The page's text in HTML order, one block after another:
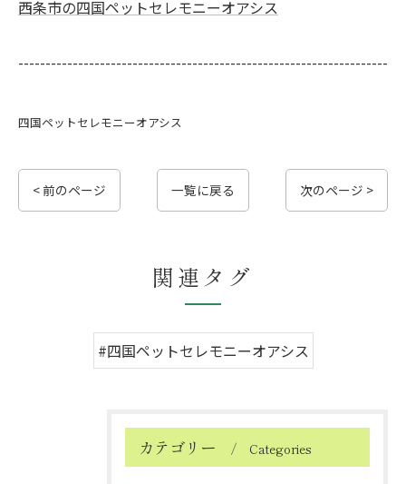
西条市の四国ペットセレモニーオアシス
--------------------------------------------------------------------
四国ペットセレモニーオアシス
< 前のページ 一覧に戻る 次のページ >
関連タグ
#四国ペットセレモニーオアシス
カテゴリー Categories